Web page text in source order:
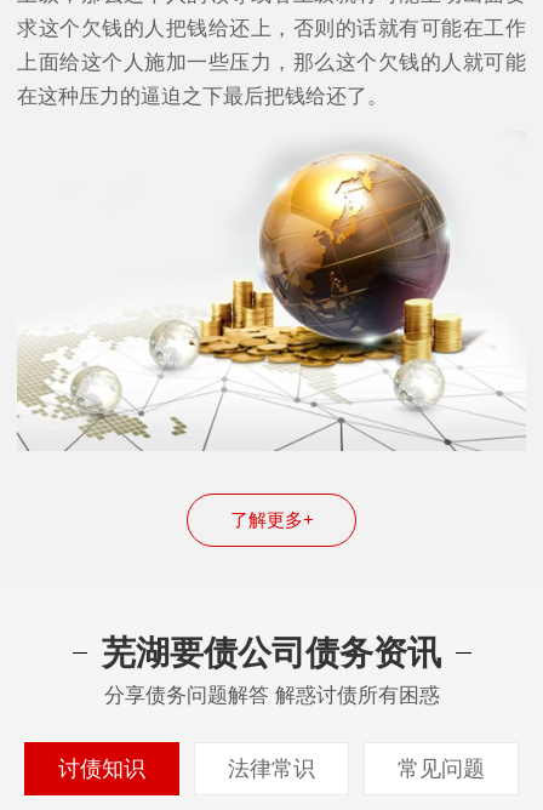
求这个欠钱的人把钱给还上，否则的话就有可能在工作
上面给这个人施加一些压力，那么这个欠钱的人就可能
在这种压力的逼迫之下最后把钱给还了。
了解更多+
芜湖要债公司债务资讯
分享债务问题解答 解惑讨债所有困惑
讨债知识 法律常识 常见问题